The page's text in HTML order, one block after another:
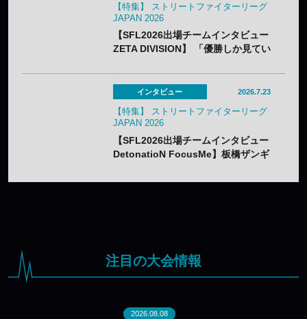
【特集】 ストリートファイターリーグ
JAPAN 2026
【SFL2026出場チームインタビュー
ZETA DIVISION】 「優勝しか見てい
MenaRDが語る新生ZETAの強さ
インタビュー 2026.7.23
【特集】 ストリートファイターリーグ
JAPAN 2026
【SFL2026出場チームインタビュー
DetonatioN FocusMe】板橋ザンギ
る」——新加入で加速する“ブレン
注目の大会情報
2026.08.08